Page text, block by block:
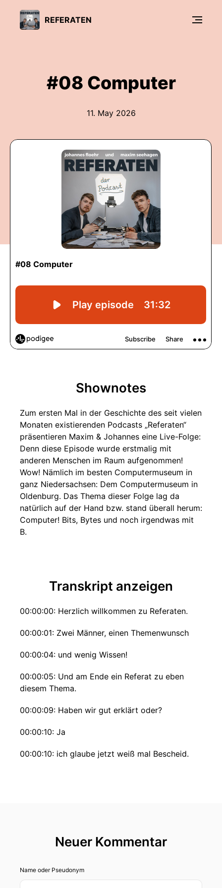
REFERATEN
#08 Computer
11. May 2026
Shownotes
Zum ersten Mal in der Geschichte des seit vielen
Monaten existierenden Podcasts „Referaten“
präsentieren Maxim & Johannes eine Live-Folge:
Denn diese Episode wurde erstmalig mit
anderen Menschen im Raum aufgenommen!
Wow! Nämlich im besten Computermuseum in
ganz Niedersachsen: Dem Computermuseum in
Oldenburg. Das Thema dieser Folge lag da
natürlich auf der Hand bzw. stand überall herum:
Computer! Bits, Bytes und noch irgendwas mit
B.
Transkript anzeigen
00:00:00: Herzlich willkommen zu Referaten.
00:00:01: Zwei Männer, einen Themenwunsch
00:00:04: und wenig Wissen!
00:00:05: Und am Ende ein Referat zu eben
diesem Thema.
00:00:09: Haben wir gut erklärt oder?
00:00:10: Ja
00:00:10: ich glaube jetzt weiß mal Bescheid.
00:00:27: Joanne sich glaubst du ja nicht?
00:00:29: Was ist das für eine ungewohnte
Neuer Kommentar
Name oder Pseudonym